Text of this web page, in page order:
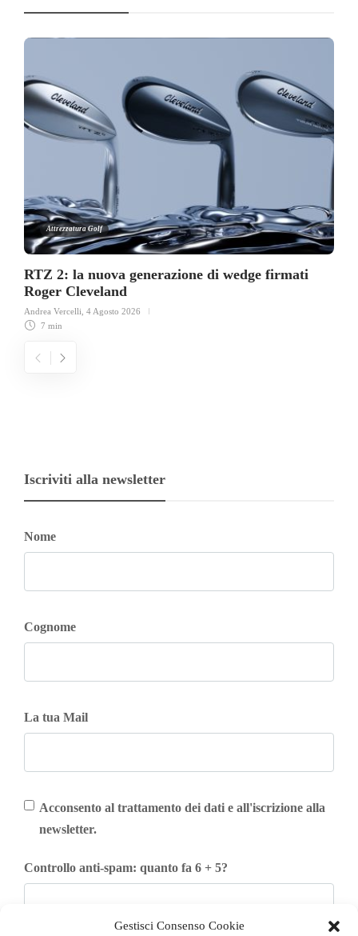
Gestisci Consenso Cookie
Attrezzatura Golf
RTZ 2: la nuova generazione di wedge firmati
Roger Cleveland
Andrea Vercelli 4 Agosto 2026
7 min
Iscriviti alla newsletter
Nome
Cognome
La tua Mail
Acconsento al trattamento dei dati e all'iscrizione alla
newsletter.
Controllo anti-spam: quanto fa 6 + 5?